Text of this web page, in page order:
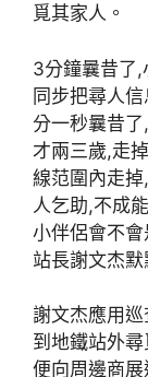
覓其家人。
3分鐘曩昔了,
同步把尋人
分一秒曩昔
才兩三歲,走
線范圍內走
人乞助,不成
小伴侶會不
站長謝文杰默
謝文杰應用
到地鐵站外
便向周邊商